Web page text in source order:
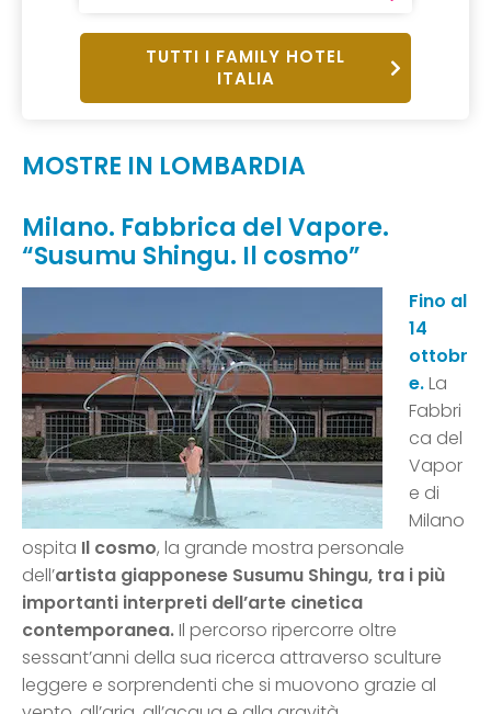
TUTTI I FAMILY HOTEL
ITALIA
MOSTRE IN LOMBARDIA
Milano. Fabbrica del Vapore.
“Susumu Shingu. Il cosmo”
Fino al
14
ottobr
e.La
Fabbri
ca del
Vapor
e di
Milano
ospita Il cosmo, la grande mostra personale
dell’artista giapponese Susumu Shingu, tra i più
importanti interpreti dell’arte cinetica
contemporanea.Il percorso ripercorre oltre
sessant’anni della sua ricerca attraverso sculture
leggere e sorprendenti che si muovono grazie al